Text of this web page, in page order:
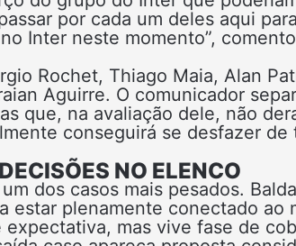
por cada um deles aqui
Inter neste momento”,
Rochet, Thiago Maia, Alan
Aguirre. O comunicador
que, na avaliação dele, não
conseguirá se desfazer de
NO ELENCO
dos casos mais pesados.
estar plenamente conectado ao
mas vive fase de